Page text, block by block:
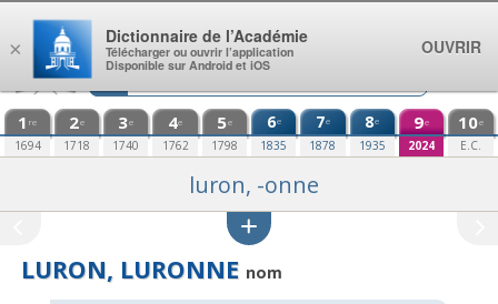
Aller au contenu
1 re
1694
2e
1718
3e
1740
4e
1762
5e
1798
6e
1835
7e
1878
8e
1935
9e
2024
10e
E.C.
luron, -onne
LURON, LURONNE nom
×
Dictionnaire de l’Académie
Télécharger ou ouvrir l’application
Disponible sur Android et iOS
OUVRIR